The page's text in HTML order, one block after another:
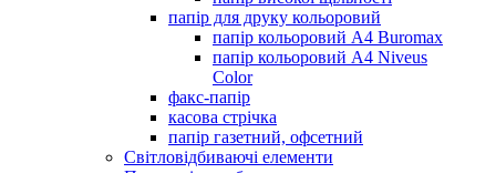
папір для друку кольоровий
папір кольоровий А4 Buromax
папір кольоровий А4 Niveus
Color
факс-папір
касова стрічка
папір газетний, офсетний
Світловідбиваючі елементи